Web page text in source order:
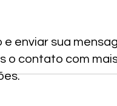
enviar sua
o contato com